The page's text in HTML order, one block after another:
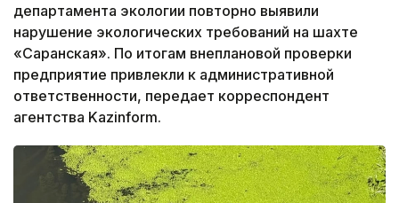
департамента экологии повторно выявили
нарушение экологических требований на шахте
«Саранская». По итогам внеплановой проверки
предприятие привлекли к административной
ответственности, передает корреспондент
агентства Kazinform.